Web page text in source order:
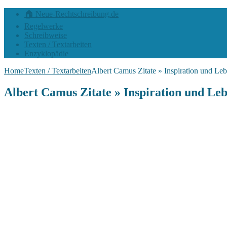
🏠 Neue-Rechtschreibung.de
Regelwerke
Schreibweise
Texten / Textarbeiten
Enzyklopädie
HomeTexten / TextarbeitenAlbert Camus Zitate » Inspiration und
Albert Camus Zitate » Inspiration und